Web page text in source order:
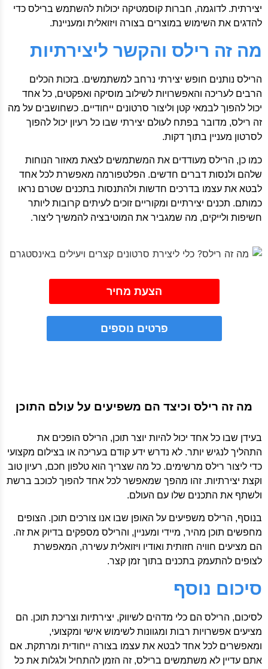
יצירתית. לדוגמה, חברות קוסמטיקה יכולות להשתמש ברילס כדי
להדגים את השימוש במוצרים בצורה ויזואלית ומעניינת.
מה זה רילס והקשר ליצירתיות
הרילס נותנים חופש יצירתי נרחב למשתמשים. בזכות הכלים
הרבים לעריכה והאפשרויות לשילוב מוסיקה ואפקטים, כל אחד
יכול להפוך לבמאי קטן וליצור סרטונים ייחודיים. כשחושבים על מה
זה רילס, מדובר בפתח לעולם יצירתי שבו כל רעיון יכול להפוך
לסרטון מעניין בתוך דקות.
כמו כן, הרילס מעודדים את המשתמשים לצאת מאזור הנוחות
שלהם ולנסות דברים חדשים. הפלטפורמה מאפשרת לכל אחד
לבטא את עצמו בדרכים חדשות ולהתנסות בתכנים שטרם נראו
כמותם. תכנים יצירתיים ומקוריים זוכים לעיתים קרובות ליותר
חשיפות ולייקים, מה שמגביר את המוטיבציה להמשיך ליצור.
הצעת מחיר
פרטים נוספים
מה זה רילס וכיצד הם משפיעים על עולם התוכן
בעידן שבו כל אחד יכול להיות יוצר תוכן, הרילס הופכים את
התהליך לנגיש יותר. לא נדרש ידע קודם בעריכה או בצילום מקצועי
כדי ליצור רילס מרשימים. כל מה שצריך הוא טלפון חכם, רעיון טוב
וקצת יצירתיות. זהו מהפך שמאפשר לכל אחד להפוך לכוכב ברשת
ולשתף את התכנים שלו עם העולם.
בנוסף, הרילס משפיעים על האופן שבו אנו צורכים תוכן. הצופים
מחפשים תוכן מהיר, מיידי ומעניין, והרילס מספקים בדיוק את זה.
הם מציעים חוויה חזותית ואודיו ויזואלית עשירה, המאפשרת
לצופים להתעמק בתכנים בתוך זמן קצר.
סיכום נוסף
לסיכום, הרילס הם כלי מדהים לשיווק, יצירתיות וצריכת תוכן. הם
מציעים אפשרויות רבות ומגוונות לשימוש אישי ומקצועי,
ומאפשרים לכל אחד לבטא את עצמו בצורה ייחודית ומרתקת. אם
אתם עדיין לא משתמשים ברילס, זה הזמן להתחיל ולגלות את כל